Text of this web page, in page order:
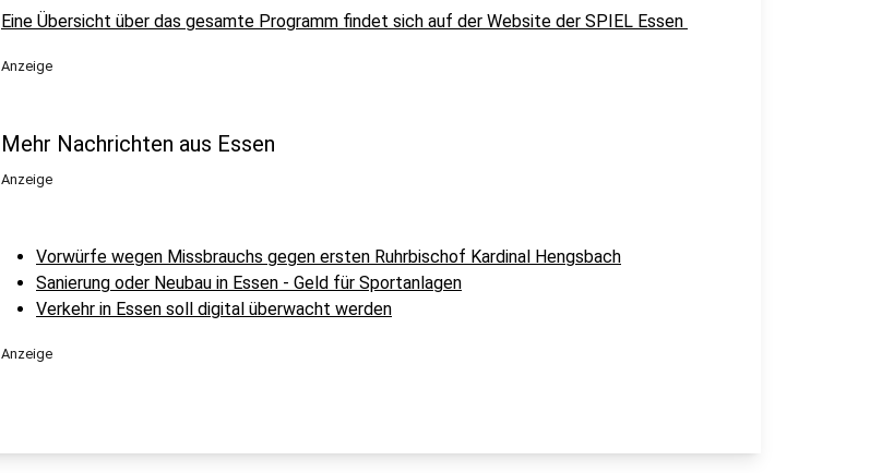
Eine Übersicht über das gesamte Programm findet sich auf der Website der SPIEL Essen
Anzeige
Mehr Nachrichten aus Essen
Anzeige
Vorwürfe wegen Missbrauchs gegen ersten Ruhrbischof Kardinal Hengsbach
Sanierung oder Neubau in Essen - Geld für Sportanlagen
Verkehr in Essen soll digital überwacht werden
Anzeige